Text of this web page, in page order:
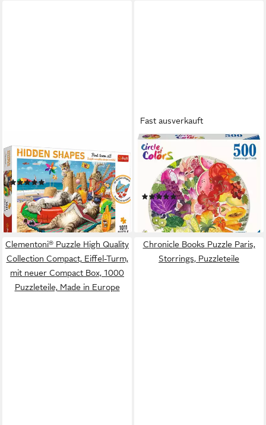
TREFL
Puzzle Hidden Shapes Katzen
Urlaub, 1011 Puzzleteile
(1)
ab 17,38 €
lieferbar in 2 Wochen
Fast ausverkauft
RAVENSBURGER
Puzzle Ravensburger 171699
Puzzle 500 Teile Fruits &
Vegetables, 500 Puzzleteile
(1)
ab 21,01 €
lieferbar - in 2-3 Werktagen bei dir
Clementoni® Puzzle High Quality
Collection Compact, Eiffel-Turm,
mit neuer Compact Box, 1000
Puzzleteile, Made in Europe
Chronicle Books Puzzle Paris,
Storrings, Puzzleteile